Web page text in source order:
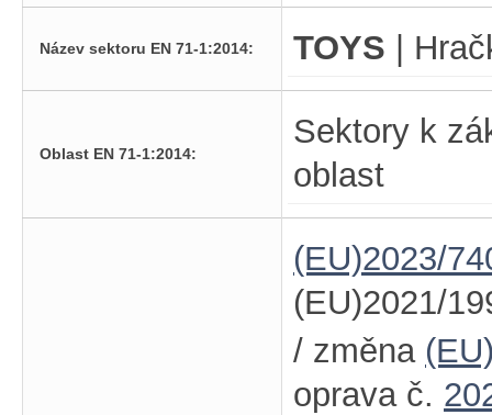
Název sektoru EN 71-1:2014: TOYS |
Oblast EN 71-1:2014:
Sektory k
oblast
(EU)2023/
(EU)2021/
/ změna
oprava č.